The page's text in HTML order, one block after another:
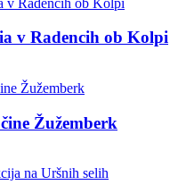
v Radencih ob Kolpi
Žužemberk